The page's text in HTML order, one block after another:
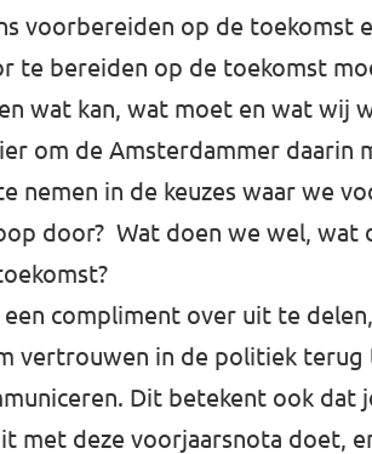
voorbereiden op de toekomst
te bereiden op de toekomst
wat kan, wat moet en wat wij
om de Amsterdammer
nemen in de keuzes waar we
door? Wat doen we wel,
een compliment over uit te
vertrouwen in de politiek
Dit betekent ook
met deze voorjaarsnota doet,